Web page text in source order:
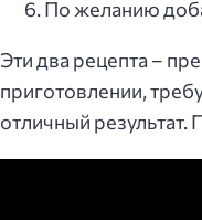
По желанию
Эти два рецепта –
приготовлении,
отличный результат.